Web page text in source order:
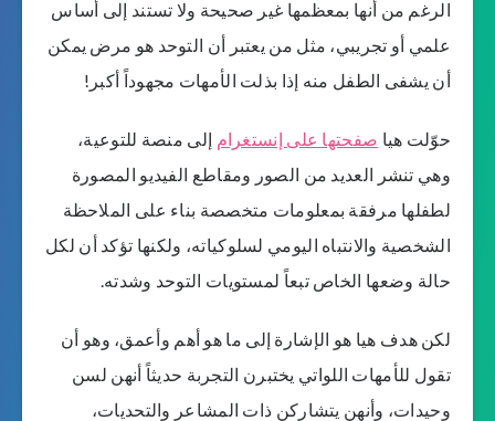
الرغم من أنها بمعظمها غير صحيحة ولا تستند إلى أساس
علمي أو تجريبي، مثل من يعتبر أن التوحد هو مرض يمكن
أن يشفى الطفل منه إذا بذلت الأمهات مجهوداً أكبر!
حوّلت هيا صفحتها على إنستغرام إلى منصة للتوعية،
وهي تنشر العديد من الصور ومقاطع الفيديو المصورة
لطفلها مرفقة بمعلومات متخصصة بناء على الملاحظة
الشخصية والانتباه اليومي لسلوكياته، ولكنها تؤكد أن لكل
حالة وضعها الخاص تبعاً لمستويات التوحد وشدته.
لكن هدف هيا هو الإشارة إلى ما هو أهم وأعمق، وهو أن
تقول للأمهات اللواتي يختبرن التجربة حديثاً أنهن لسن
وحيدات، وأنهن يتشاركن ذات المشاعر والتحديات،